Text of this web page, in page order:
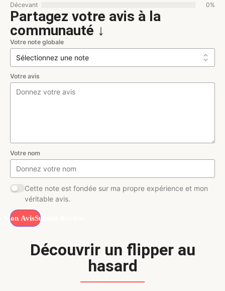
Décevant
0%
Partagez votre avis à la
communauté ↓
Votre note globale
Votre avis
Votre nom
Cette note est fondée sur ma propre expérience et mon
véritable avis.
Submit Review
Découvrir un flipper au
hasard